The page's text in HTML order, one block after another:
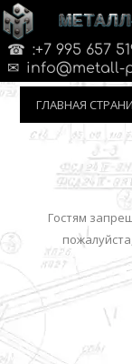
:+7 995 657
info@metall-
ГЛАВНАЯ
Гостям